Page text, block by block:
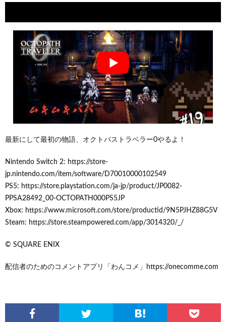
最新にして最初の物語、オクトパストラベラー0やるよ！
Nintendo Switch 2: https://store-
jp.nintendo.com/item/software/D70010000102549
PS5: https://store.playstation.com/ja-jp/product/JP0082-
PPSA28492_00-OCTOPATH000PS5JP
Xbox: https://www.microsoft.com/store/productid/9N5PJHZ88G5V
Steam: https://store.steampowered.com/app/3014320/_/
© SQUARE ENIX
配信者のためのコメントアプリ「わんコメ」https://onecomme.com